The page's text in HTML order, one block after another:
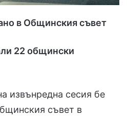
в Общинския съвет
22 общински
извънредна сесия бе
съвет в